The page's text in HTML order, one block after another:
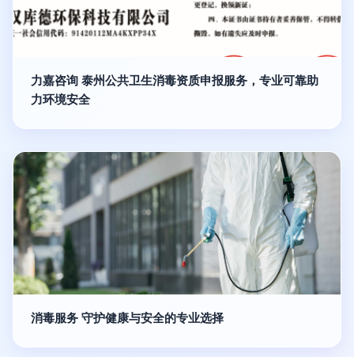
力嘉咨询 泰州公共卫生消毒资质申报服务，专业可靠助
力环境安全
消毒服务 守护健康与安全的专业选择